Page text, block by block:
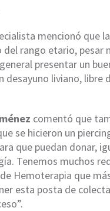
mencionó que
rango etario, pesar
presentar un
desayuno liviano, libre
comentó que
se hicieron un
que puedan donar,
Tenemos muchos
Hemoterapia que
esta posta de